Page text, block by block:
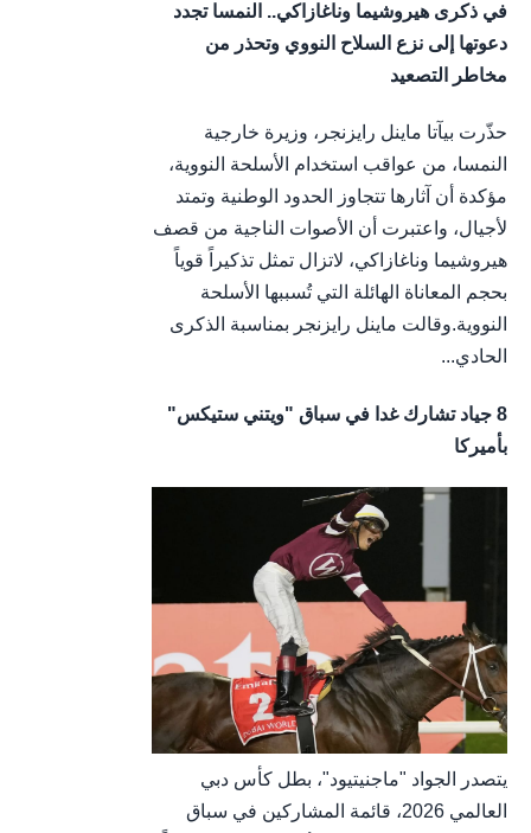
في ذكرى هيروشيما وناغازاكي.. النمسا تجدد
دعوتها إلى نزع السلاح النووي وتحذر من
مخاطر التصعيد
حذّرت بيآتا ماينل رايزنجر، وزيرة خارجية
النمسا، من عواقب استخدام الأسلحة النووية،
مؤكدة أن آثارها تتجاوز الحدود الوطنية وتمتد
لأجيال، واعتبرت أن الأصوات الناجية من قصف
هيروشيما وناغازاكي، لاتزال تمثل تذكيراً قوياً
بحجم المعاناة الهائلة التي تُسببها الأسلحة
النووية.وقالت ماينل رايزنجر بمناسبة الذكرى
الحادي...
8 جياد تشارك غدا في سباق "ويتني ستيكس"
بأميركا
يتصدر الجواد "ماجنيتيود"، بطل كأس دبي
العالمي 2026، قائمة المشاركين في سباق